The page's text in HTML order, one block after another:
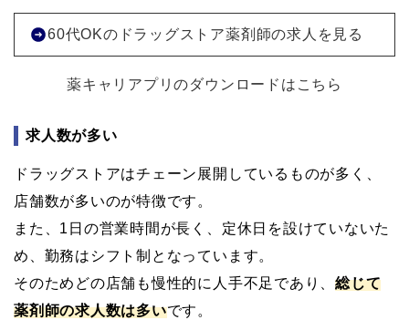
60代OKのドラッグストア薬剤師の求人を見る
薬キャリアプリのダウンロードはこちら
求人数が多い
ドラッグストアはチェーン展開しているものが多く、
店舗数が多いのが特徴です。
また、1日の営業時間が長く、定休日を設けていないた
め、勤務はシフト制となっています。
そのためどの店舗も慢性的に人手不足であり、総じて
薬剤師の求人数は多いです。